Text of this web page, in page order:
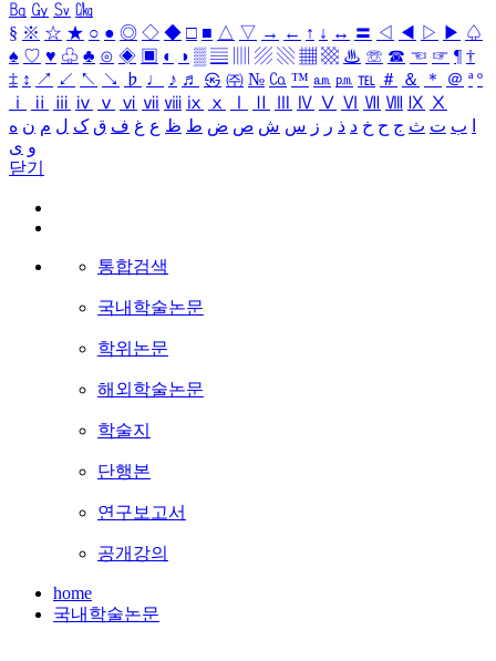
㏃ ㏉ ㏜ ㏆
§ ※ ☆ ★ ○ ● ◎ ◇ ◆ □ ■ △ ▽ → ← ↑ ↓ ↔ 〓 ◁ ◀ ▷ ▶ ♤
♠ ♡ ♥ ♧ ♣ ⊙ ◈ ▣ ◐ ◑ ▒ ▤ ▨ ▧ ▦ ▩ ♨ ☏ ☎ ☜ ☞ ¶ †
‡ ↕ ↗ ↙ ↖ ↘ ♭ ♩ ♪ ♬ ㉿ ㈜ № ㏇ ™ ㏂ ㏘ ℡ ＃ ＆ ＊ ＠ ª º
ⅰ
ⅱ ⅲ ⅳ ⅴ ⅵ ⅶ ⅷ ⅸ ⅹ Ⅳ Ⅴ Ⅵ Ⅶ Ⅷ Ⅸ Ⅹ
ب ت ث ج ح خ د ذ ر ز س ش ص ض ط ظ ع غ ف ق ک ل م ن ه
و ی
닫기
통합검색
국내학술논문
학위논문
해외학술논문
학술지
단행본
연구보고서
공개강의
home
국내학술논문